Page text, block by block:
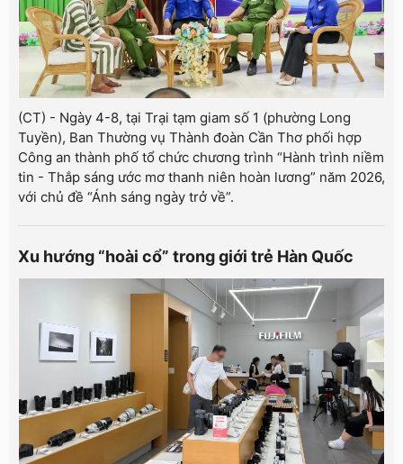
(CT) - Ngày 4-8, tại Trại tạm giam số 1 (phường Long
Tuyền), Ban Thường vụ Thành đoàn Cần Thơ phối hợp
Công an thành phố tổ chức chương trình “Hành trình niềm
tin - Thắp sáng ước mơ thanh niên hoàn lương” năm 2026,
với chủ đề “Ánh sáng ngày trở về”.
Xu hướng “hoài cổ” trong giới trẻ Hàn Quốc